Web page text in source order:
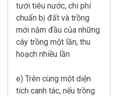
tưới tiêu nước, chi phí
chuẩn bị đất và trồng
mới năm đầu của những
cây trồng một lần, thu
hoạch nhiều lần
e) Trên cùng một diện
tích canh tác, nếu trồng